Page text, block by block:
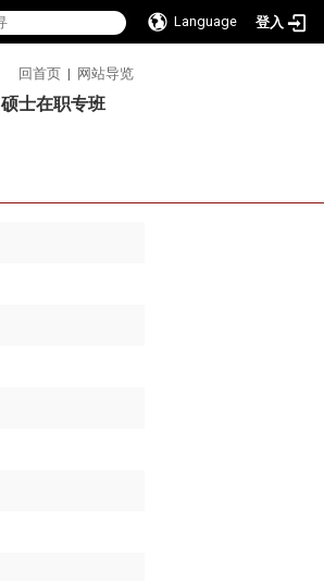
Language 登入
回首页 | 网站导览
硕士在职专班